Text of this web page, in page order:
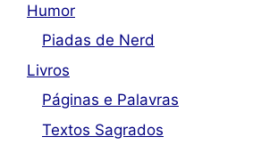
Humor
Piadas de Nerd
Livros
Páginas e Palavras
Textos Sagrados